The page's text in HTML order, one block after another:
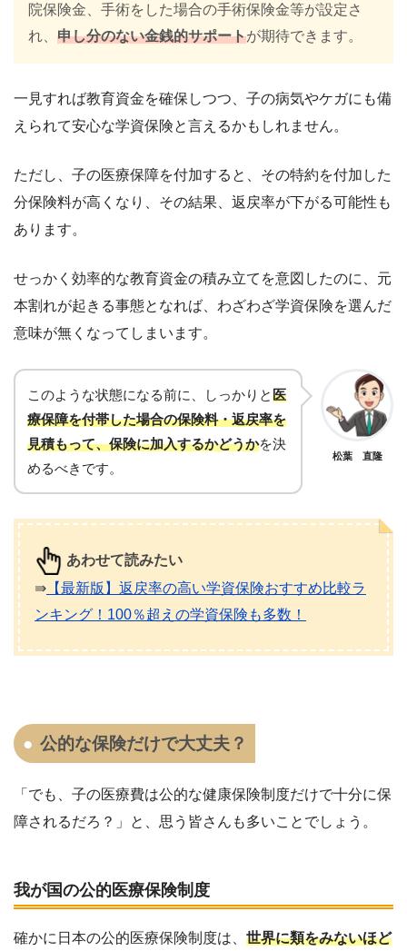
院保険金、手術をした場合の手術保険金等が設定さ
れ、 申し分のない金銭的サポートが期待できます。
一見すれば教育資金を確保しつつ、子の病気やケガにも備
えられて安心な学資保険と言えるかもしれません。
ただし、子の医療保障を付加すると、その特約を付加した
分保険料が高くなり、その結果、返戻率が下がる可能性も
あります。
せっかく効率的な教育資金の積み立てを意図したのに、元
本割れが起きる事態となれば、わざわざ学資保険を選んだ
意味が無くなってしまいます。
このような状態になる前に、しっかりと医
療保障を付帯した場合の保険料・返戻率を
見積もって、保険に加入するかどうかを決
めるべきです。
松葉 直隆
あわせて読みたい
⇛ 【最新版】返戻率の高い学資保険おすすめ比較ラ
ンキング！100％超えの学資保険も多数！
公的な保険だけで大丈夫？
「でも、子の医療費は公的な健康保険制度だけで十分に保
障されるだろ？」と、思う皆さんも多いことでしょう。
我が国の公的医療保険制度
確かに日本の公的医療保険制度は、 世界に類をみないほど